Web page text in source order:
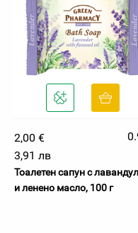
2,00 €
3,91 лв
Тоалетен сапун с
и ленено масло, 100 г